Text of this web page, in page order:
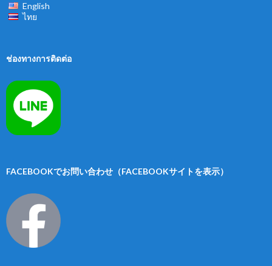
English
ไทย
ช่องทางการติดต่อ
FACEBOOKでお問い合わせ（FACEBOOKサイトを表示）